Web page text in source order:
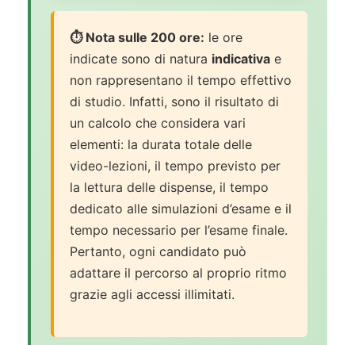
⏱️ Nota sulle 200 ore: le ore
indicate sono di natura indicativa e
non rappresentano il tempo effettivo
di studio. Infatti, sono il risultato di
un calcolo che considera vari
elementi: la durata totale delle
video-lezioni, il tempo previsto per
la lettura delle dispense, il tempo
dedicato alle simulazioni d’esame e il
tempo necessario per l’esame finale.
Pertanto, ogni candidato può
adattare il percorso al proprio ritmo
grazie agli accessi illimitati.